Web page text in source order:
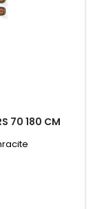
70 180 CM